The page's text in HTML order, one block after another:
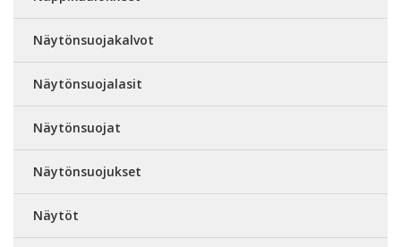
Näytönsuojakalvot
Näytönsuojalasit
Näytönsuojat
Näytönsuojukset
Näytöt